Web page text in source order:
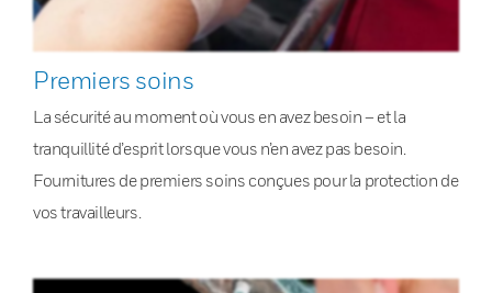
Premiers soins
La sécurité au moment où vous en avez besoin – et la
tranquillité d’esprit lorsque vous n’en avez pas besoin.
Fournitures de premiers soins conçues pour la protection de
vos travailleurs.